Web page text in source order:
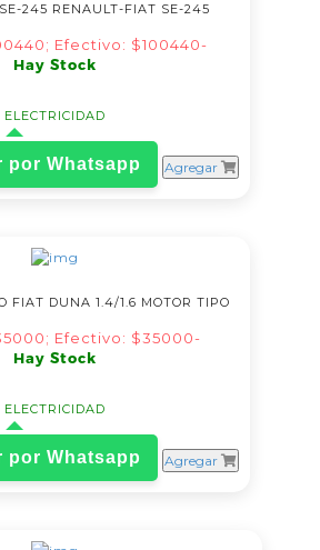
245 RENAULT-FIAT SE-245
Efectivo: $100440-
Hay Stock
ELECTRICIDAD
por Whatsapp Agregar
FIAT DUNA 1.4/1.6 MOTOR TIPO
Efectivo: $35000-
Hay Stock
ELECTRICIDAD
por Whatsapp Agregar